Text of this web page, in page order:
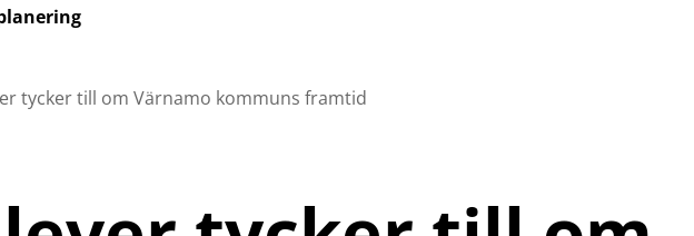
tycker till om Värnamo kommuns framtid